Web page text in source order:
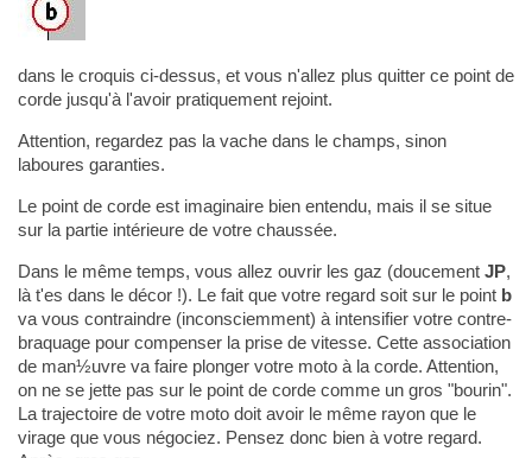
dans le croquis ci-dessus, et vous n'allez plus quitter ce point de
corde jusqu'à l'avoir pratiquement rejoint.
Attention, regardez pas la vache dans le champs, sinon
laboures garanties.
Le point de corde est imaginaire bien entendu, mais il se situe
sur la partie intérieure de votre chaussée.
Dans le même temps, vous allez ouvrir les gaz (doucement JP,
là t'es dans le décor !). Le fait que votre regard soit sur le point b
va vous contraindre (inconsciemment) à intensifier votre contre-
braquage pour compenser la prise de vitesse. Cette association
de man½uvre va faire plonger votre moto à la corde. Attention,
on ne se jette pas sur le point de corde comme un gros "bourin".
La trajectoire de votre moto doit avoir le même rayon que le
virage que vous négociez. Pensez donc bien à votre regard.